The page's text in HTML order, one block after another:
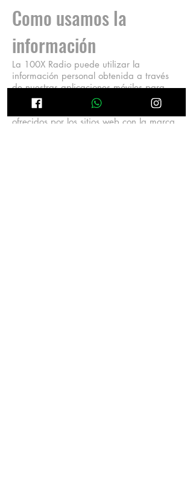
Como usamos la
información
La 100X Radio puede utilizar la
información personal obtenida a través
de nuestras aplicaciones móviles para
ponerse en contacto con los usuarios o
clientes sobre los productos y servicios
ofrecidos por los sitios web con la marca